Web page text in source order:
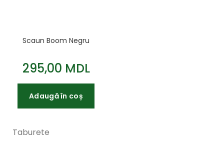
Scaun Boom Negru
295,00 MDL
Adaugă în coș
Taburete